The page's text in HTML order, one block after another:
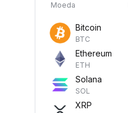
Moeda
Bitcoin
BTC
Ethereum
ETH
Solana
SOL
XRP